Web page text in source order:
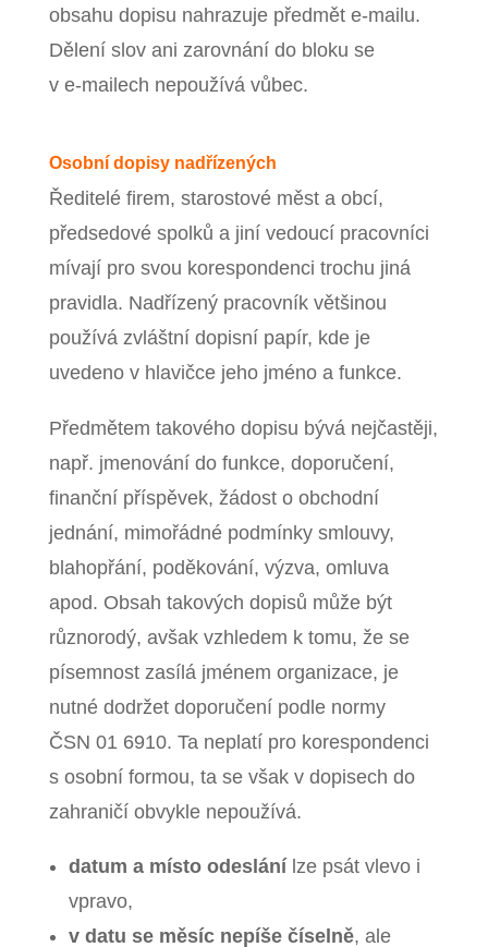
obsahu dopisu nahrazuje předmět e‑mailu.
Dělení slov ani zarovnání do bloku se
v e‑mailech nepoužívá vůbec.
Osobní dopisy nadřízených
Ředitelé firem, starostové měst a obcí,
předsedové spolků a jiní vedoucí pracovníci
mívají pro svou korespondenci trochu jiná
pravidla. Nadřízený pracovník většinou
používá zvláštní dopisní papír, kde je
uvedeno v hlavičce jeho jméno a funkce.
Předmětem takového dopisu bývá nejčastěji,
např. jmenování do funkce, doporučení,
finanční příspěvek, žádost o obchodní
jednání, mimořádné podmínky smlouvy,
blahopřání, poděkování, výzva, omluva
apod. Obsah takových dopisů může být
různorodý, avšak vzhledem k tomu, že se
písemnost zasílá jménem organizace, je
nutné dodržet doporučení podle normy
ČSN 01 6910. Ta neplatí pro korespondenci
s osobní formou, ta se však v dopisech do
zahraničí obvykle nepoužívá.
datum a místo odeslánílze psát vlevo i
vpravo,
v datu se měsíc nepíše číselně, ale